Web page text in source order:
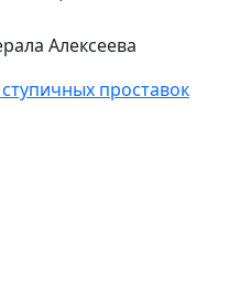
Алексеева
проставок